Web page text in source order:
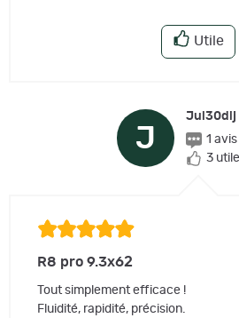
Utile
J
Jul30dij
1
3
R8 pro 9.3x62
Tout simplement efficace !
Fluidité, rapidité, précision.